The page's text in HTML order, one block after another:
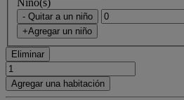
Niño(s)
- Quitar a un niño
+Agregar un niño
Eliminar
Agregar una habitación